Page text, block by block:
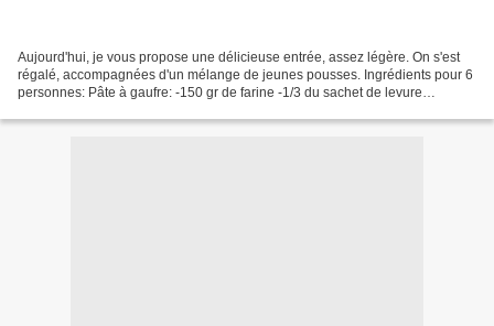
Aujourd'hui, je vous propose une délicieuse entrée, assez légère. On s'est
régalé, accompagnées d'un mélange de jeunes pousses. Ingrédients pour 6
personnes: Pâte à gaufre: -150 gr de farine -1/3 du sachet de levure